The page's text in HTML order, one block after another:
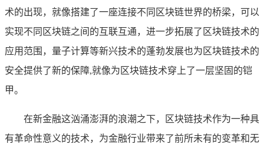
术的出现，就像搭建了一座连接不同区块链世界的桥梁，可以
实现不同区块链之间的互联互通，进一步拓展了区块链技术的
应用范围，量子计算等新兴技术的蓬勃发展也为区块链技术的
安全提供了新的保障,就像为区块链技术穿上了一层坚固的铠
甲。
在新金融这汹涌澎湃的浪潮之下，区块链技术作为一种具
有革命性意义的技术，为金融行业带来了前所未有的变革和无